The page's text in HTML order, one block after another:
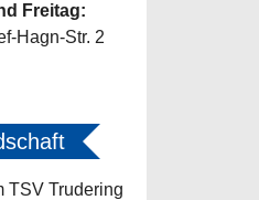
Freitag:
Hagn-Str. 2
TSV Trudering